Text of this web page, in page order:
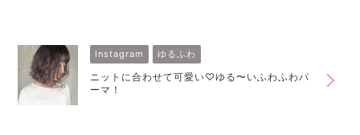
Instagram ゆるふわ
ニットに合わせて可愛い♡ゆる〜いふわふわパ
ーマ！